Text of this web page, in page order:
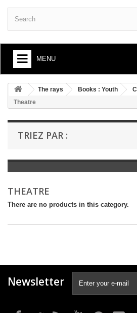
MENU
BOOKS : ARTS AND SOCIETY
BOOKS : LITERATURE
BOOKS : YOUTH
LIVRES ANCIENS AVANT 1945
The rays Books : Youth
Theatre
TRIEZ PAR :
THEATRE
There are no products in this category.
Newsletter